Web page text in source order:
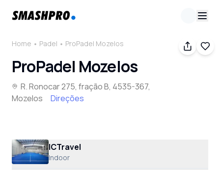
Home Padel ProPadel Mozelos
ProPadel Mozelos
R. Ronocar 275, fração B, 4535-367,
Mozelos
Direções
ICTravel
Indoor